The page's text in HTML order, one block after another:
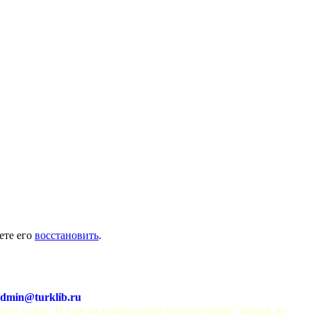
его восстановить.
сайта. И еще на нашем сайте немало софта! Заходи не